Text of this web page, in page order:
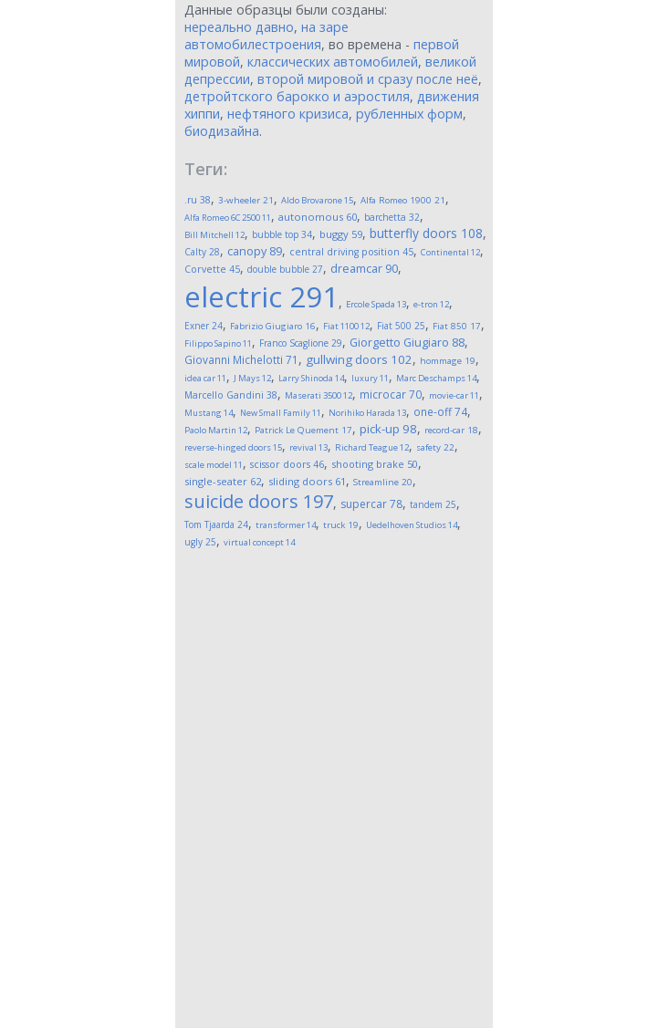
Данные образцы были созданы:
нереально давно, на заре
автомобилестроения, во времена - первой
мировой, классических автомобилей, великой
депрессии, второй мировой и сразу после неё,
детройтского барокко и аэростиля, движения
хиппи, нефтяного кризиса, рубленных форм,
биодизайна.
Теги:
.ru 38, 3-wheeler 21 , Aldo Brovarone15, Alfa Romeo 1900 21 ,
Alfa Romeo 6C 250011 , autonomous 60, barchetta 32,
Bill Mitchell 12, bubble top 34, buggy 59, butterfly doors 108,
Calty 28, canopy 89, central driving position 45, Continental 12,
Corvette 45, double bubble 27, dreamcar 90,
electric 291 , Ercole Spada 13, e-tron 12,
Exner 24, Fabrizio Giugiaro 16, Fiat 110012, Fiat 500 25, Fiat 850 17,
Filippo Sapino11 , Franco Scaglione 29, Giorgetto Giugiaro 88,
Giovanni Michelotti 71 , gullwing doors 102, hommage 19,
idea car11 , J Mays12, Larry Shinoda 14, luxury11 , Marc Deschamps14,
Marcello Gandini 38, Maserati 350012, microcar70, movie-car11 ,
Mustang 14, New Small Family11 , Norihiko Harada 13, one-off74,
Paolo Martin 12, Patrick Le Quement 17, pick-up 98, record-car 18,
reverse-hinged doors15, revival 13, Richard Teague12, safety 22,
scale model 11 , scissor doors 46, shooting brake 50,
single-seater 62, sliding doors 61 , Streamline 20,
suicide doors 197, supercar78, tandem 25,
Tom Tjaarda 24, transformer14, truck 19, Uedelhoven Studios14,
ugly 25, virtual concept14